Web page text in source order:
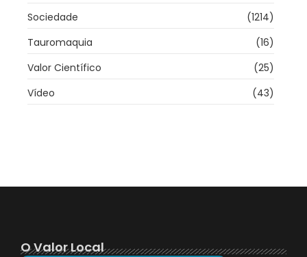
Sociedade
(1214)
Tauromaquia
(16)
Valor Científico
(25)
Vídeo
(43)
O Valor Local